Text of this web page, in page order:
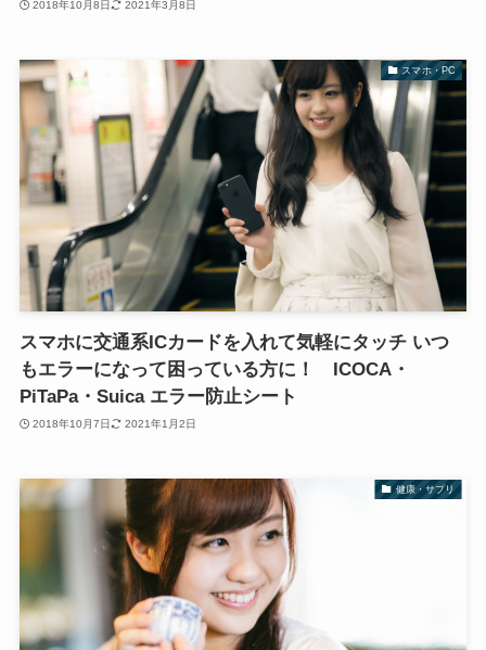
2018年10月8日 2021年3月8日
スマホ・PC
スマホに交通系ICカードを入れて気軽にタッチ いつ
もエラーになって困っている方に！ ICOCA・
PiTaPa・Suica エラー防止シート
2018年10月7日 2021年1月2日
健康・サプリ